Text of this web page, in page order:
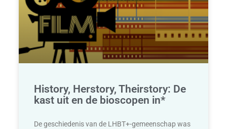
History, Herstory, Theirstory: De
kast uit en de bioscopen in*
De geschiedenis van de LHBT+-gemeenschap was